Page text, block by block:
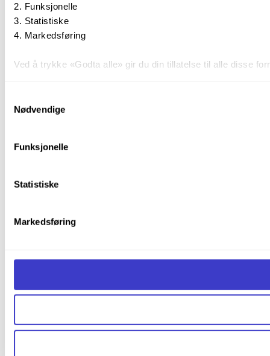
Funksjonelle
Statistiske
Markedsføring
Ved å trykke «Godta alle» gir du din tillatelse til alle disse
Nødvendige
Funksjonelle
Statistiske
Markedsføring